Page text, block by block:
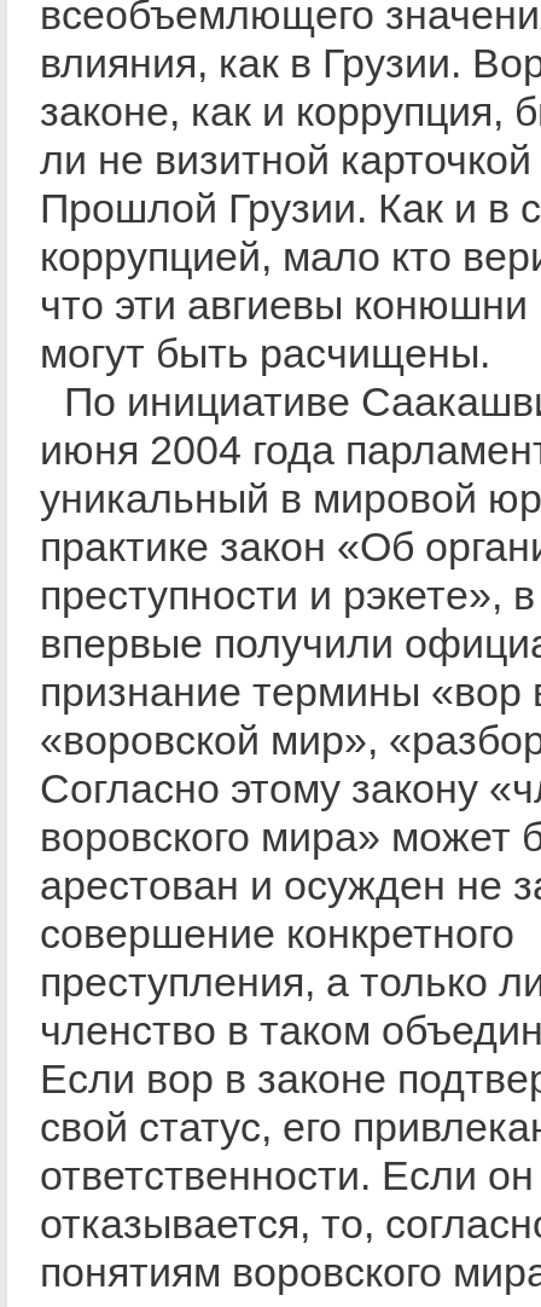
всеобъемлющего
влияния, как в Грузии.
законе, как и коррупция,
ли не визитной карточкой
Прошлой Грузии. Как и в
коррупцией, мало кто
что эти авгиевы
могут быть расчищены.
По инициативе
июня 2004 года
уникальный в мировой
практике закон «Об
преступности и рэкете»,
впервые получили
признание термины «вор
«воровской мир»,
Согласно этому закону
воровского мира» может
арестован и осужден не
совершение конкретного
преступления, а только
членство в таком
Если вор в законе
свой статус, его
ответственности. Если он
отказывается, то,
понятиям воровского